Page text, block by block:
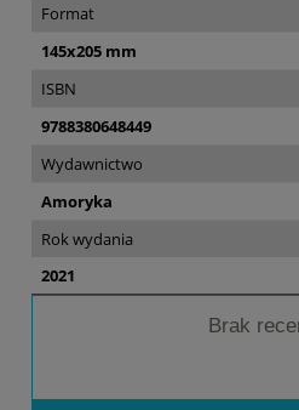
Format
145x205 mm
ISBN
9788380648449
Wydawnictwo
Amoryka
Rok wydania
2021
Brak